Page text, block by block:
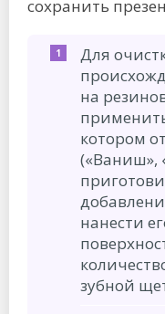
сохранить
Для
на
котором
(«Ваниш»,
нанести
зубной